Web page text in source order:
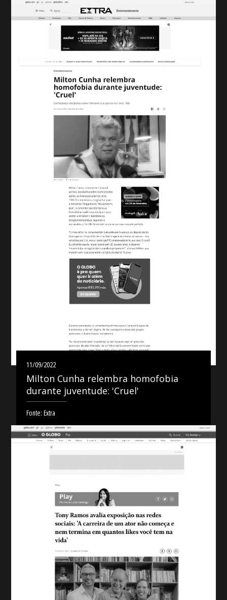
11/09/2022
Milton Cunha relembra homofobia
durante juventude: 'Cruel'
Fonte: Extra